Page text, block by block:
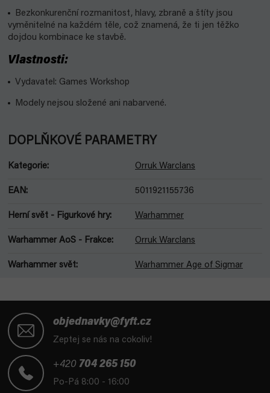
Bezkonkurenční rozmanitost, hlavy, zbraně a štíty jsou
vyměnitelné na každém těle, což znamená, že ti jen těžko
dojdou kombinace ke stavbě.
Vlastnosti:
Vydavatel: Games Workshop
Modely nejsou složené ani nabarvené.
DOPLŇKOVÉ PARAMETRY
Kategorie: Orruk Warclans
EAN: 5011921155736
Herní svět - Figurkové hry: Warhammer
Warhammer AoS - Frakce: Orruk Warclans
Warhammer svět: Warhammer Age of Sigmar
objednavky@fyft.cz
Zeptej se nás na cokoliv!
+420 704 265 150
Po-Pá 8:00 - 16:00